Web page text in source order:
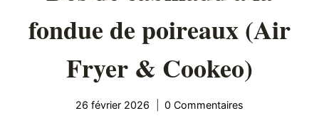
fondue de poireaux (Air
Fryer & Cookeo)
26 février 2026 0 Commentaires